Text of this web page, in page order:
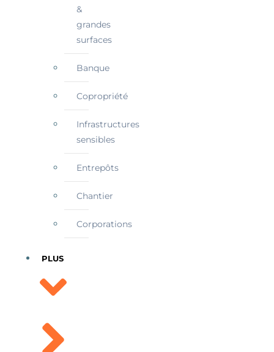
&
grandes
surfaces
Banque
Copropriété
Infrastructures
sensibles
Entrepôts
Chantier
Corporations
PLUS